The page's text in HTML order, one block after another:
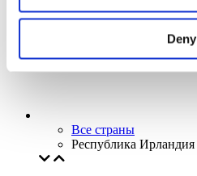
Deny
Все страны
Республика Ирландия